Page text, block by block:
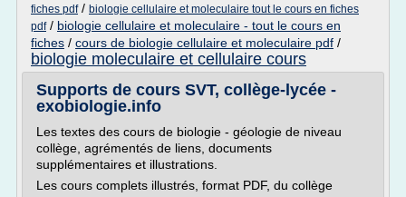
fiches pdf/ biologie cellulaire et moleculaire tout le cours en fiches
pdf/ biologie cellulaire et moleculaire - tout le cours en
fiches / cours de biologie cellulaire et moleculaire pdf /
biologie moleculaire et cellulaire cours
Supports de cours SVT, collège-lycée -
exobiologie.info
Les textes des cours de biologie - géologie de niveau
collège, agrémentés de liens, documents
supplémentaires et illustrations.
Les cours complets illustrés, format PDF, du collège